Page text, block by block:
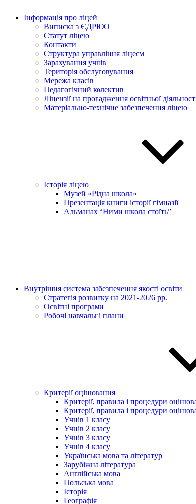
Інформація про ліцей
Виписка з ЄДРЮО
Статут ліцею
Контакти
Структура управління ліцеєм
Зарахування учнів
Територія обслуговування
Мережа класів
Педагогічний колектив
Ліцензії на провадження освітньої діяльності
Матеріально-технічне забезпечення ліцею
Історія ліцею
Музей «Рідна школа»
Презентація книги історії гімназії
Альманах “Ними школа стоїть”
Внутрішня система забезпечення якості освіти
Стратегія розвитку на 2021-2026 рр.
Освітні програми
Робочі навчальні плани
Критерії оцінювання
Критерії, правила і процедури
Критерії, правила і процедури
Учнів 1 класу
Учнів 2 класу
Учнів 3 класу
Учнів 4 класу
Українська мова та літератур
Зарубіжна література
Англійська мова
Польська мова
Історія
Географія